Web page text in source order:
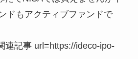
ドもアクティブファンドで
連記事 url=https://ideco-ipo-